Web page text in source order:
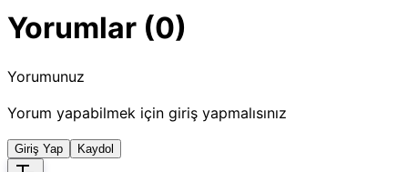
Yorumlar (0)
Yorumunuz
Yorum yapabilmek için giriş yapmalısınız
Giriş Yap Kaydol